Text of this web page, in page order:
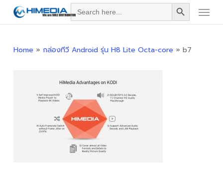
Search
for:
Search Button Menu
Home » กล่องทีวี Android รุ่น H8 Lite Octa-core » b7